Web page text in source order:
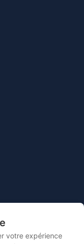
votre expérience